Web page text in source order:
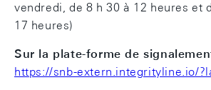
vendredi, de 8 h 30 à 12 heures et
17 heures)
Sur la plate-forme de
https://snb-extern.integrityline.io/